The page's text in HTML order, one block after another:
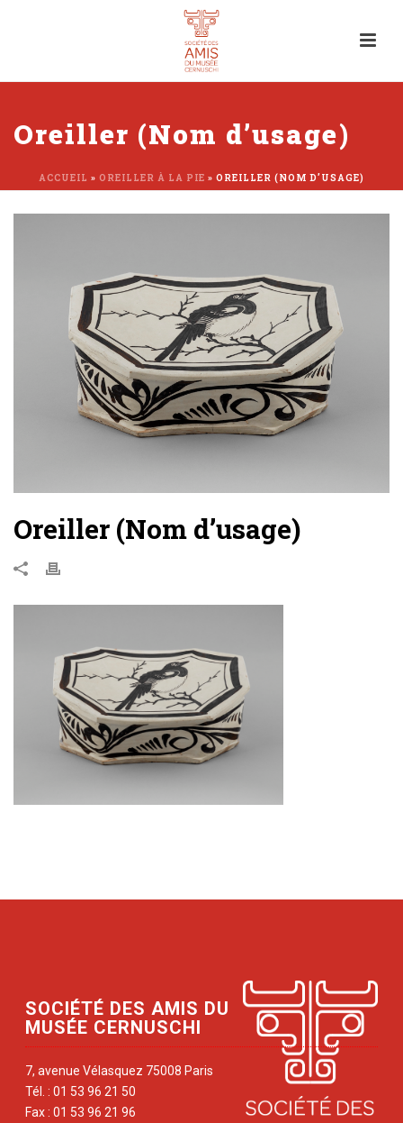
Oreiller (Nom d’usage)
ACCUEIL » OREILLER À LA PIE » OREILLER (NOM D’USAGE)
Oreiller (Nom d’usage)
SOCIÉTÉ DES AMIS DU
MUSÉE CERNUSCHI
7, avenue Vélasquez 75008 Paris
Tél. : 01 53 96 21 50
Fax : 01 53 96 21 96